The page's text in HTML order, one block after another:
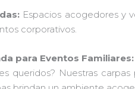
Espacios acogedores y
corporativos.
para Eventos Familiares:
queridos? Nuestras